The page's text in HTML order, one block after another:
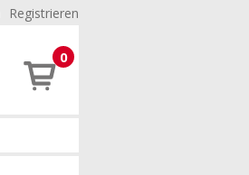
Registrieren
0